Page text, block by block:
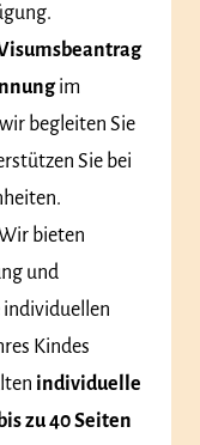
im
begleiten Sie
Sie bei
bieten
und
individuellen
Kindes
individuelle
zu 40 Seiten